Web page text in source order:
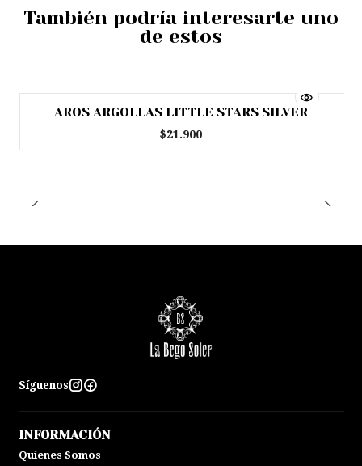
También podría interesarte uno
de estos
Agotado
AROS ARGOLLAS LITTLE STARS SILVER
$21.900
Síguenos
INFORMACIÓN
Quienes Somos